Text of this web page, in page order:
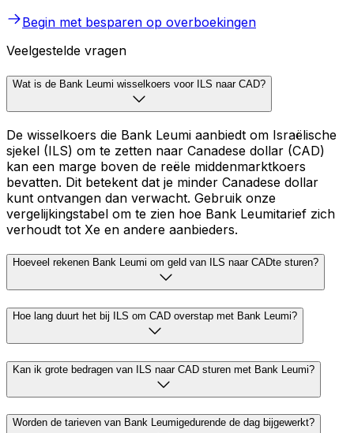
Begin met besparen op overboekingen
Veelgestelde vragen
Wat is de Bank Leumi wisselkoers voor ILS naar CAD?
De wisselkoers die Bank Leumi aanbiedt om Israëlische
sjekel (ILS) om te zetten naar Canadese dollar (CAD)
kan een marge boven de reële middenmarktkoers
bevatten. Dit betekent dat je minder Canadese dollar
kunt ontvangen dan verwacht. Gebruik onze
vergelijkingstabel om te zien hoe Bank Leumitarief zich
verhoudt tot Xe en andere aanbieders.
Hoeveel rekenen Bank Leumi om geld van ILS naar CADte sturen?
Hoe lang duurt het bij ILS om CAD overstap met Bank Leumi?
Kan ik grote bedragen van ILS naar CAD sturen met Bank Leumi?
Worden de tarieven van Bank Leumigedurende de dag bijgewerkt?